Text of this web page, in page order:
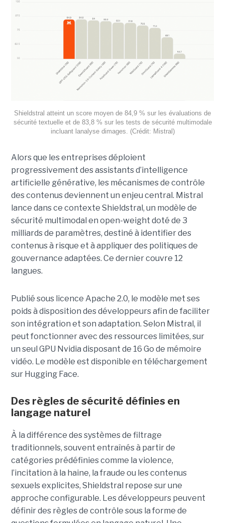
Shieldstral atteint un score moyen de 84,9 % sur les évaluations de
sécurité textuelle et de 83,8 % sur les tests de sécurité multimodale
incluant lanalyse dimages. (Crédit: Mistral)
Alors que les entreprises déploient
progressivement des assistants d’intelligence
artificielle générative, les mécanismes de contrôle
des contenus deviennent un enjeu central. Mistral
lance dans ce contexte Shieldstral, un modèle de
sécurité multimodal en open-weight doté de 3
milliards de paramètres, destiné à identifier des
contenus à risque et à appliquer des politiques de
gouvernance adaptées. Ce derniercouvre 12
langues.
Publié sous licence Apache 2.0, le modèle met ses
poids à disposition des développeurs afin de faciliter
son intégration et son adaptation. Selon Mistral, il
peut fonctionner avec des ressources limitées, sur
un seul GPU Nvidia disposant de 16 Go de mémoire
vidéo. Le modèle est disponible en téléchargement
sur Hugging Face.
Des règles de sécurité définies en
langage naturel
À la différence des systèmes de filtrage
traditionnels, souvent entraînés à partir de
catégories prédéfinies comme la violence,
l’incitation à la haine, la fraude ou les contenus
sexuels explicites, Shieldstral repose sur une
approche configurable. Les développeurs peuvent
définir des règles de contrôle sous la forme de